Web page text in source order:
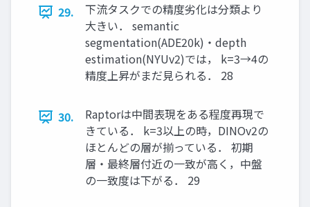
29.
下流タスクでの精度劣化は分類より
大きい． semantic
segmentation(ADE20k)・depth
estimation(NYUv2)では， k=3→4の
精度上昇がまだ見られる． 28
30.
Raptorは中間表現をある程度再現で
きている． k=3以上の時，DINOv2の
ほとんどの層が揃っている． 初期
層・最終層付近の一致が高く，中盤
の一致度は下がる． 29